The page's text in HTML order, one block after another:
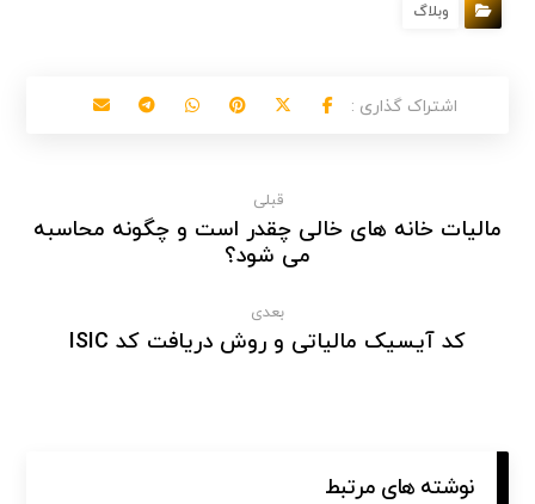
وبلاگ
قبلی
مالیات خانه های خالی چقدر است و چگونه محاسبه
می شود؟
بعدی
کد آیسیک مالیاتی و روش دریافت کد ISIC
نوشته های مرتبط